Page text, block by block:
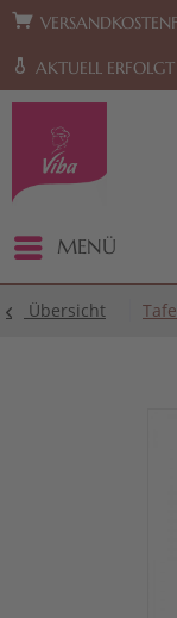
Zur
AKTUELL
MENÜ
Übersicht